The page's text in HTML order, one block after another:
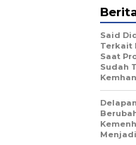
Said
Terkait
Saat
Sudah
Kemhan